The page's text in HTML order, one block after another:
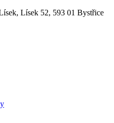
Lísek 52, 593 01 Bystřice